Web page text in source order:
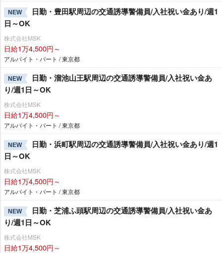
NEW
日勤・豊田駅周辺の交通誘導警備員/入社祝い金あり/週1
日～OK
株式会社MSK
日給1万4,500円～
アルバイト・パート / 東京都
NEW
日勤・溜池山王駅周辺の交通誘導警備員/入社祝い金あ
り/週1日～OK
株式会社MSK
日給1万4,500円～
アルバイト・パート / 東京都
NEW
日勤・浜町駅周辺の交通誘導警備員/入社祝い金あり/週1
日～OK
株式会社MSK
日給1万4,500円～
アルバイト・パート / 東京都
NEW
日勤・芝浦ふ頭駅周辺の交通誘導警備員/入社祝い金あ
り/週1日～OK
株式会社MSK
日給1万4,500円～